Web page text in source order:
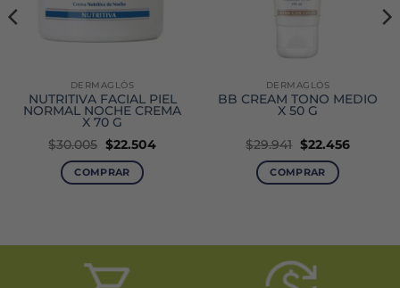
DERMAGLÓS
NUTRITIVA FACIAL PIEL
NORMAL NOCHE CREMA
X 70 G
$30.005 El
precio
original
era:
$22.504El
COMPRAR
DERMAGLÓS
BB CREAM TONO MEDIO
X 50 G
$29.941 El
precio
original
era:
$22.456El
COMPRAR